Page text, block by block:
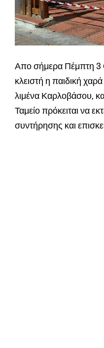
Απο σήμερα Πέμπτη 3
κλειστή η παιδική
λιμένα Καρλοβάσου,
Ταμείο πρόκειται να
συντήρησης και